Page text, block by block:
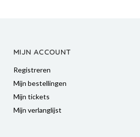
MIJN ACCOUNT
Registreren
Mijn bestellingen
Mijn tickets
Mijn verlanglijst